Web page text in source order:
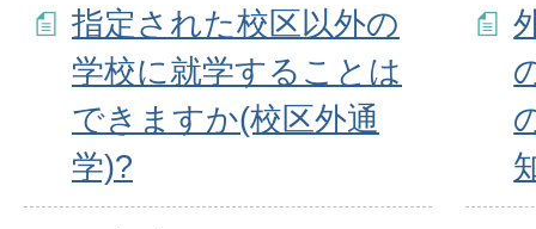
指定された校区以外の
学校に就学することは
できますか(校区外通
学)?